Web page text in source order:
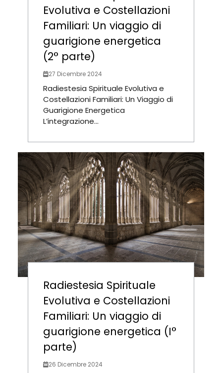
Evolutiva e Costellazioni
Familiari: Un viaggio di
guarigione energetica
(2° parte)
27 Dicembre 2024
Radiestesia Spirituale Evolutiva e
Costellazioni Familiari: Un Viaggio di
Guarigione Energetica
L’integrazione...
Radiestesia Spirituale
Evolutiva e Costellazioni
Familiari: Un viaggio di
guarigione energetica (I°
parte)
26 Dicembre 2024